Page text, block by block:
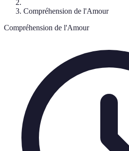
Compréhension de l'Amour
Compréhension de l'Amour